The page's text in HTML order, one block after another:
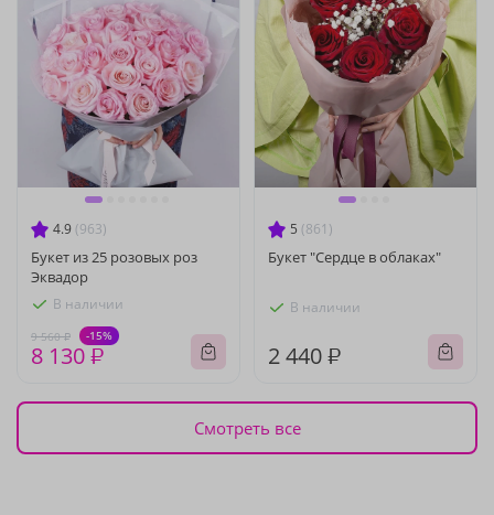
4.9 (963)
Букет из 25 розовых роз
Эквадор
В наличии
9 560 ₽ -15%
8 130 ₽
5 (861)
Букет "Сердце в облаках"
В наличии
2 440 ₽
Смотреть все